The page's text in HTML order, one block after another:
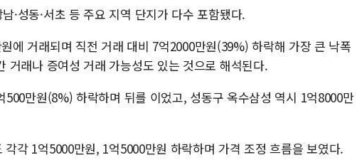
·성동·서초 등 주요 지역 단지가 다수 포함됐다.
에 거래되며 직전 거래 대비 7억2000만원(39%) 하락해 가장 큰 낙폭
거래나 증여성 거래 가능성도 있는 것으로 해석된다.
만원(8%) 하락하며 뒤를 이었고, 성동구 옥수삼성 역시 1억8000만
각 1억5000만원, 1억5000만원 하락하며 가격 조정 흐름을 보였다.